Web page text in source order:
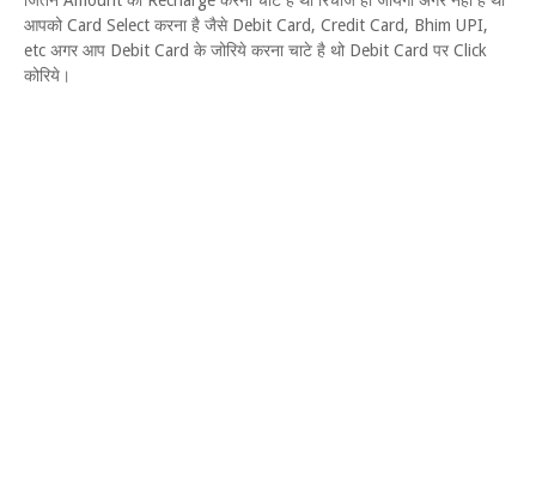
आपको Card Select करना है जैसे Debit Card, Credit Card, Bhim UPI,
etc अगर आप Debit Card के जोरिये करना चाटे है थो Debit Card पर Click
कोरिये।